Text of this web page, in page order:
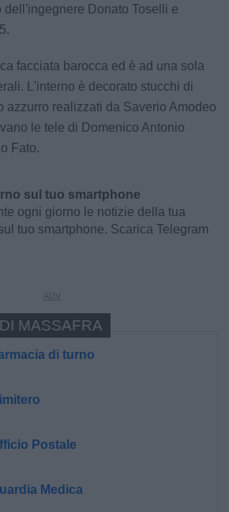
dell'ingegnere Donato Toselli e
facciata barocca ed è ad una sola
L'interno è decorato stucchi di
azzurro realizzati da Saverio Amodeo
le tele di Domenico Antonio
Fato.
sul tuo smartphone
ogni giorno le notizie della tua
tuo smartphone. Scarica Telegram
di turno
Postale
Medica
MASSAFRA